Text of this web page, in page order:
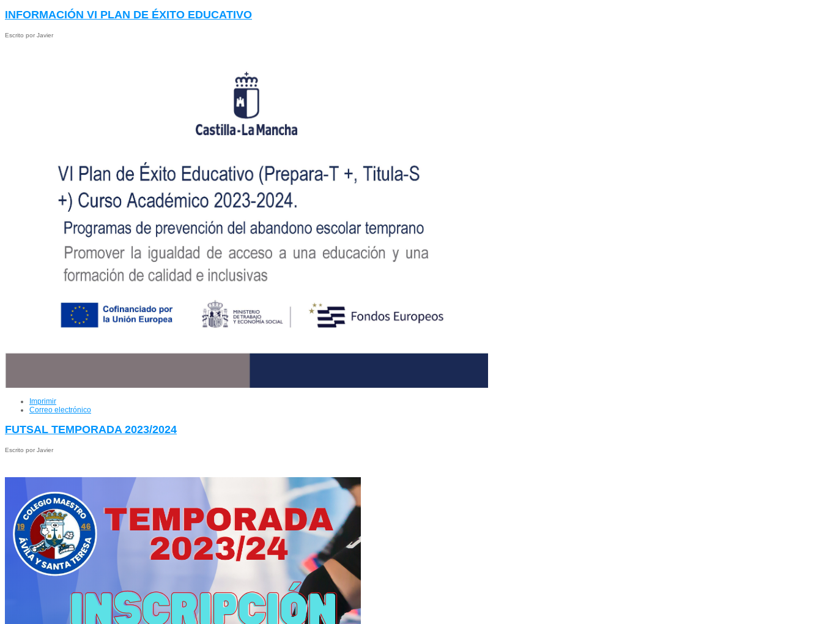
INFORMACIÓN VI PLAN DE ÉXITO EDUCATIVO
Escrito por Javier
Imprimir
Correo electrónico
FUTSAL TEMPORADA 2023/2024
Escrito por Javier